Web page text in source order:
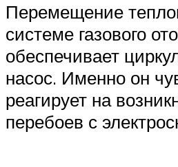
Перемещение
системе газового
обеспечивает
насос. Именно он
реагирует на
перебоев с